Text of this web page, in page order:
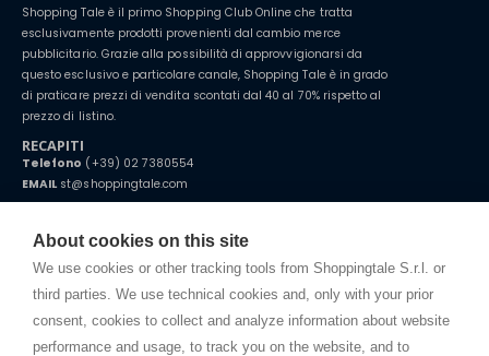
About cookies on this site
We use cookies or other tracking tools from Shoppingtale S.r.l. or
third parties. We use technical cookies and, only with your prior
consent, cookies to collect and analyze information about website
performance and usage, to track you on the website, and to
Shopping Tale è il primo Shopping Club Online che tratta
esclusivamente prodotti provenienti dal cambio merce
pubblicitario. Grazie alla possibilità di approvvigionarsi da
questo esclusivo e particolare canale, Shopping Tale è in grado
di praticare prezzi di vendita scontati dal 40 al 70% rispetto al
prezzo di listino.
RECAPITI
Telefono (+39) 02 7380554
EMAILst@shoppingtale.com
Starting this year, we decided to provide our customers withfake
home. You will always receive great care and attention, even from a
distance.
TERMINI E CONDIZIONI
Termini e condizioni